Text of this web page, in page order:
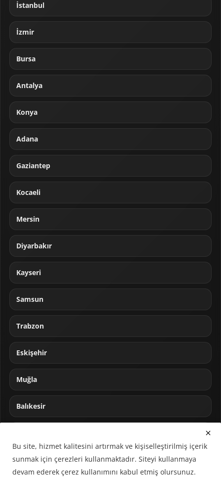
İstanbul
İzmir
Bursa
Antalya
Konya
Adana
Gaziantep
Kocaeli
Mersin
Diyarbakır
Kayseri
Samsun
Trabzon
Eskişehir
Muğla
Balıkesir
Bu site, hizmet kalitesini artırmak ve kişiselleştirilmiş içerik
sunmak için çerezleri kullanmaktadır. Siteyi kullanmaya
devam ederek çerez kullanımını kabul etmiş olursunuz.